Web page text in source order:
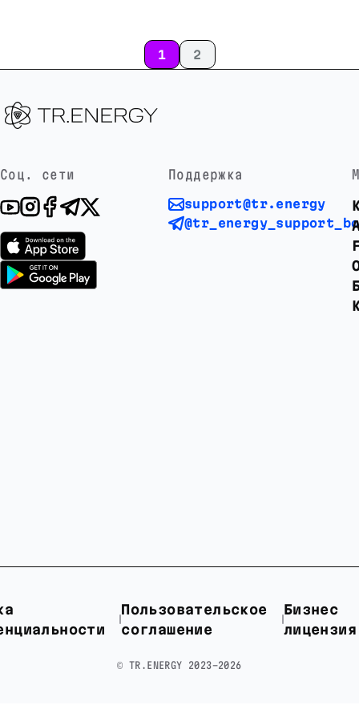
1 2
Соц. сети Поддержка
support@tr.energy
Пользовательское
соглашение
Бизнес
лицензия
©️ TR.ENERGY 2023-2026